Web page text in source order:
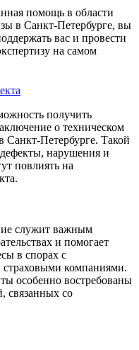
помощь в области
в Санкт-Петербурге, вы
вас и провести
на самом
получить
о техническом
Санкт-Петербурге. Такой
нарушения и
повлиять на
служит важным
и помогает
в спорах с
компаниями.
особенно востребованы
связанных со